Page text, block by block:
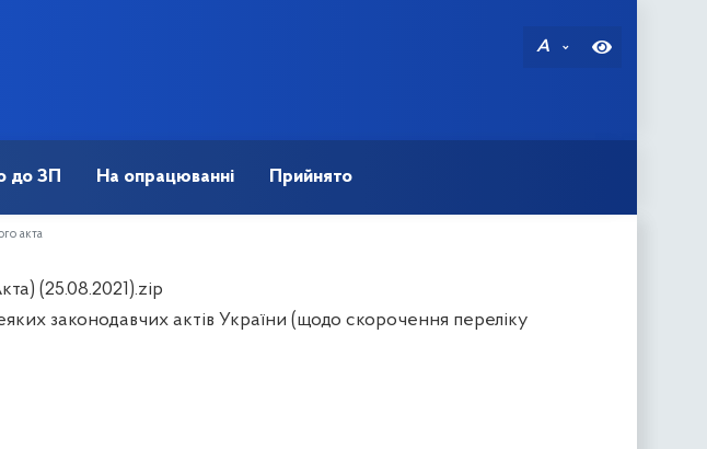
A
до ЗП На опрацюванні Прийнято
акта
(25.08.2021).zip
законодавчих актів України (щодо скорочення переліку